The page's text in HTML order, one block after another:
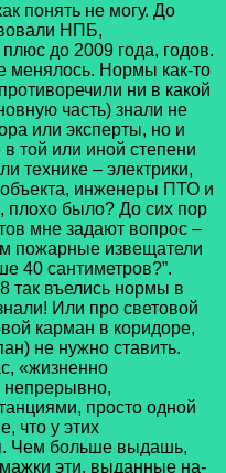
понять не могу. До
НПБ,
до 2009 года, годов.
менялось. Нормы как-то
ни в какой
часть) знали не
или эксперты, но и
той или иной степени
технике – электрики,
объекта, инженеры ПТО и
плохо было? До сих пор
мне задают вопрос –
пожарные извещатели
40 сантиметров?”.
так въелись нормы в
Или про световой
карман в коридоре,
не нужно ставить.
«жизненно
просто одной
что у этих
Чем больше выдашь,
эти, выданные на-